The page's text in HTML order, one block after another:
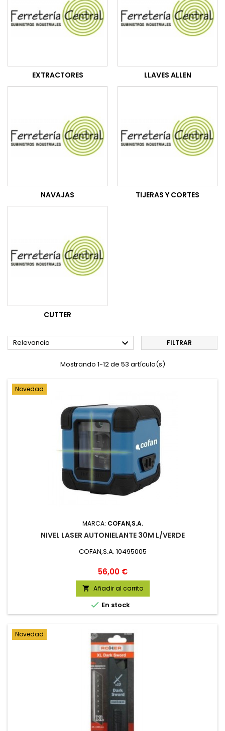
EXTRACTORES LLAVES ALLEN
NAVAJAS TIJERAS Y CORTES
CUTTER
Relevancia  FILTRAR
Mostrando 1-12 de 53 artículo(s)
Novedad
MARCA: COFAN,S.A.
NIVEL LASER AUTONIELANTE 30M L/VERDE
COFAN,S.A. 10495005
Precio
56,00 €
 Añadir al carrito
 En stock
Novedad